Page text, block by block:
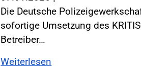
Die Deutsche
sofortige Umsetzung des
Betreiber…
Weiterlesen